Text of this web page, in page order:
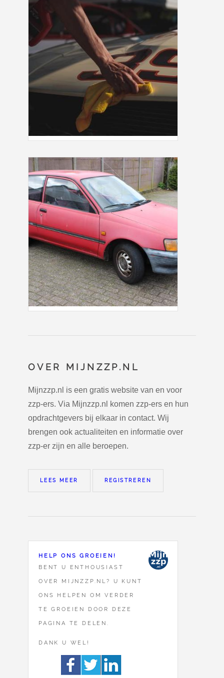
OVER MIJNZZP.NL
Mijnzzp.nl is een gratis website van en voor
zzp-ers. Via Mijnzzp.nl komen zzp-ers en hun
opdrachtgevers bij elkaar in contact. Wij
brengen ook actualiteiten en informatie over
zzp-er zijn en alle beroepen.
LEES MEER REGISTREREN
HELP ONS GROEIEN!
BENT U ENTHOUSIAST
OVER MIJNZZP.NL? U KUNT
ONS HELPEN OM VERDER
TE GROEIEN DOOR DEZE
PAGINA TE DELEN.
DANK U WEL!